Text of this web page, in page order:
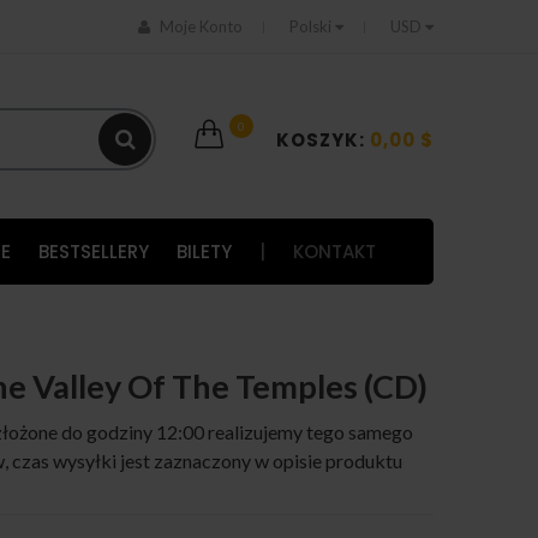
Moje Konto Polski USD
0
KOSZYK: 0,00 $
BESTSELLERY BILETY KONTAKT
Valley Of The Temples (CD)
do godziny 12:00 realizujemy tego samego
czas wysyłki jest zaznaczony w opisie produktu